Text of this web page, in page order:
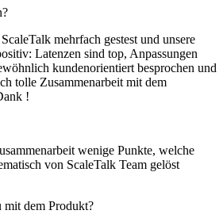
mehrfach gestest und unsere
Latenzen sind top, Anpassungen
kundenorientiert besprochen und
tolle Zusammenarbeit mit dem
!
wenige Punkte, welche
von ScaleTalk Team gelöst
mit dem Produkt?